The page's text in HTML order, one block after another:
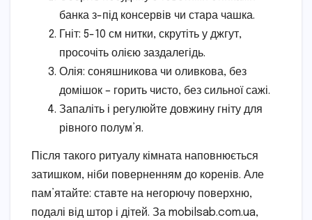
банка з-під консервів чи стара чашка.
Гніт: 5-10 см нитки, скрутіть у джгут,
просочіть олією заздалегідь.
Олія: соняшникова чи оливкова, без
домішок – горить чисто, без сильної сажі.
Запаліть і регулюйте довжину гніту для
рівного полум’я.
Після такого ритуалу кімната наповнюється
затишком, ніби поверненням до коренів. Але
пам’ятайте: ставте на негорючу поверхню,
подалі від штор і дітей. За mobilsab.com.ua,